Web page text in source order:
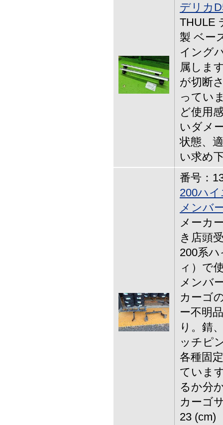
デリカ
THULE
製 ベー
イング
属しま
が切断
ってい
ど使用
いダメ
状態、
い求め
番号：
200ハ
メンバ
メーカ
き店頭
200系
ィ）で
メンバ
カーゴ
ー不明
り。錆
ッチピ
各種固
ていま
るか分
カーゴ
23